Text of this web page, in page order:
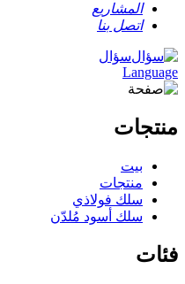
المشاريع
اتصل بنا
سؤال
Language
منتجات
بيت
منتجات
سلك فولاذي
سلك أسود مُلدّن
فئات